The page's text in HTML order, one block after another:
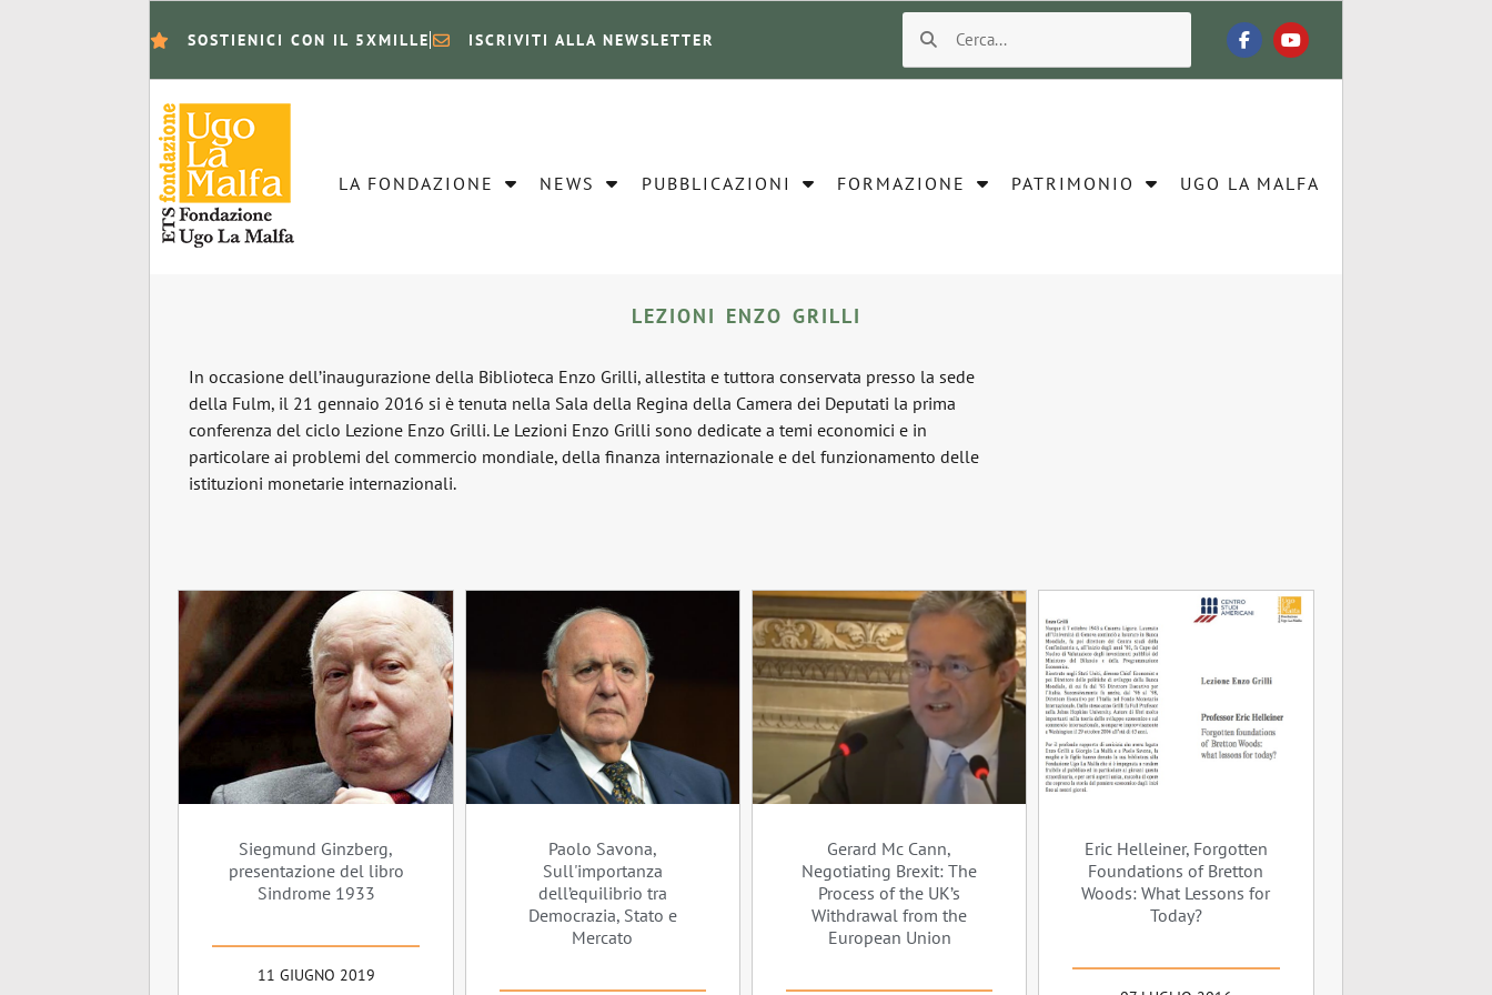
SOSTIENICI CON IL 5XMILLE ISCRIVITI ALLA NEWSLETTER
LA FONDAZIONE NEWS PUBBLICAZIONI FORMAZIONE PATRIMONIO UGO LA MALFA
LEZIONI ENZO GRILLI
In occasione dell’inaugurazione della Biblioteca Enzo Grilli, allestita e tuttora conservata presso la sede
della Fulm, il 21 gennaio 2016 si è tenuta nella Sala della Regina della Camera dei Deputati la prima
conferenza del ciclo Lezione Enzo Grilli. Le Lezioni Enzo Grilli sono dedicate a temi economici e in
particolare ai problemi del commercio mondiale, della finanza internazionale e del funzionamento delle
istituzioni monetarie internazionali.
Siegmund Ginzberg,
presentazione del libro
Sindrome 1933
11 GIUGNO 2019
Paolo Savona,
Sull'importanza
dell’equilibrio tra
Democrazia, Stato e
Mercato
Gerard Mc Cann,
Negotiating Brexit: The
Process of the UK’s
Withdrawal from the
European Union
Eric Helleiner, Forgotten
Foundations of Bretton
Woods: What Lessons for
Today?